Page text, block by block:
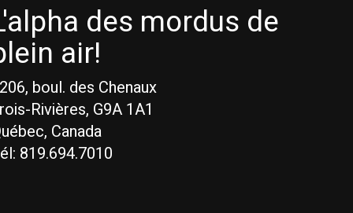
des mordus de
air!
boul. des Chenaux
Rivières, G9A 1A1
Canada
819.694.7010